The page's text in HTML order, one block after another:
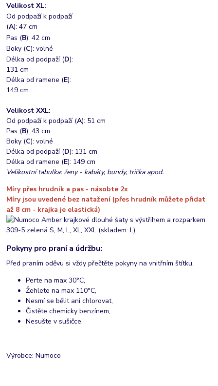
Velikost XL:
Od podpaží k podpaží
(A): 47 cm
Pas (B): 42 cm
Boky (C): volné
Délka od podpaží (D):
131 cm
Délka od ramene (E):
149 cm
Velikost XXL:
Od podpaží k podpaží (A): 51 cm
Pas (B): 43 cm
Boky (C): volné
Délka od podpaží (D): 131 cm
Délka od ramene (E): 149 cm
Velikostní tabulka: ženy - kabáty, bundy, trička apod.
Míry přes hrudník a pas - násobte 2x
Míry jsou uvedené bez natažení (přes hrudník můžete přidat
až 8 cm - krajka je elastická)
Pokyny pro praní a údržbu:
Před praním oděvu si vždy přečtěte pokyny na vnitřním štítku.
Perte na max 30°C,
Žehlete na max 110°C,
Nesmí se bělit ani chlorovat,
Čistěte chemicky benzínem,
Nesušte v sušičce.
Výrobce: Numoco